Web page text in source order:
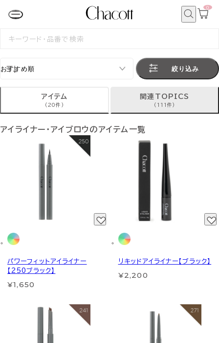
カ
0
検
絞り込み
アイテム
(20件)
関連TOPICS
(111件)
アイライナー・アイブロウのアイテム一覧
パワーフィットアイライナー
【250ブラック】
¥1,650
リキッドアイライナー【ブラック】
¥2,200